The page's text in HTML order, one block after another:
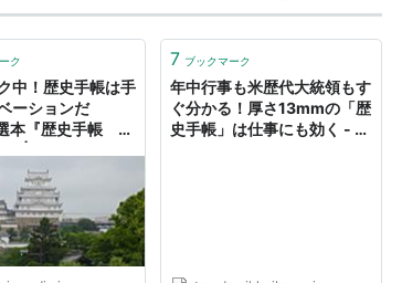
ク
中！歴史手帳は手
ーションだ
本『歴史手帳
ス)
7 ブックマーク
年中行事も米歴代大統領もす
ぐ分かる！厚さ13mmの「歴
史手帳」は仕事にも効く - 日